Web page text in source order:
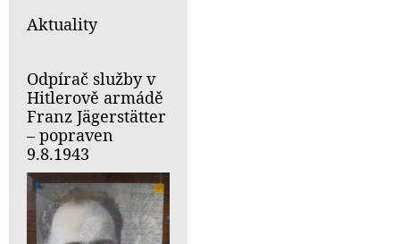
Aktuality
Odpírač služby v
Hitlerově armádě
Franz Jägerstätter
– popraven
9.8.1943